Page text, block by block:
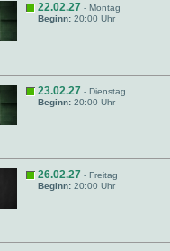
22.02.27 - Montag
Beginn: 20:00 Uhr
23.02.27 - Dienstag
Beginn: 20:00 Uhr
26.02.27 - Freitag
Beginn: 20:00 Uhr